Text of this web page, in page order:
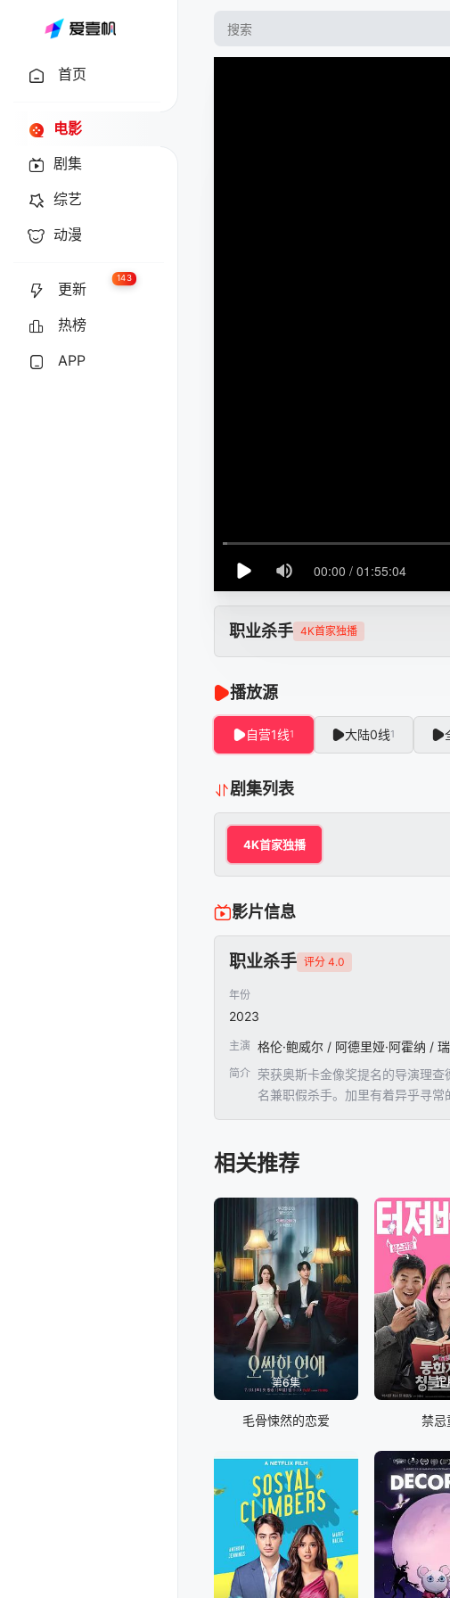
首页
电影
剧集
综艺
动漫
更新
143
热榜
APP
职业杀手 4K首家独播
播放源
自营1线1 大陆0线1
剧集列表
4K首家独播
影片信息
职业杀手 评分 4.0
年份
2023
主演
简介 荣获奥斯卡金像奖提名的导演理
名兼职假杀手。加里有着异乎寻
相关推荐
第6集
毛骨悚然的恋爱
正
禁忌